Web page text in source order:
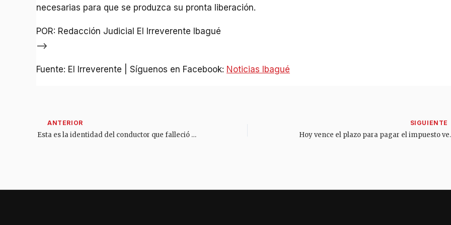
necesarias para que se produzca su pronta liberación.
POR: Redacción Judicial El Irreverente Ibagué
–>
Fuente: El Irreverente | Síguenos en Facebook: Noticias Ibagué
Esta es la identidad del conductor que falleció en accidente de ‘La Línea’ Hoy vence el